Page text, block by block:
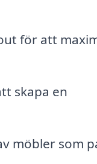
för att
skapa en
möbler som